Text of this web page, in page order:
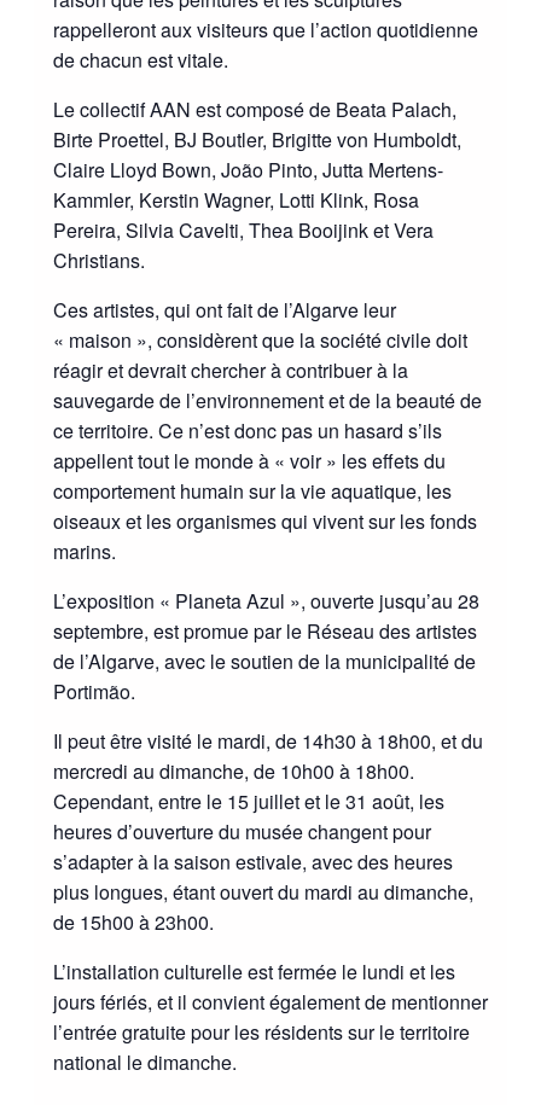
rappelleront aux visiteurs que l’action quotidienne
de chacun est vitale.
Le collectif AAN est composé de Beata Palach,
Birte Proettel, BJ Boutler, Brigitte von Humboldt,
Claire Lloyd Bown, João Pinto, Jutta Mertens-
Kammler, Kerstin Wagner, Lotti Klink, Rosa
Pereira, Silvia Cavelti, Thea Booijink et Vera
Christians.
Ces artistes, qui ont fait de l’Algarve leur
« maison », considèrent que la société civile doit
réagir et devrait chercher à contribuer à la
sauvegarde de l’environnement et de la beauté de
ce territoire. Ce n’est donc pas un hasard s’ils
appellent tout le monde à « voir » les effets du
comportement humain sur la vie aquatique, les
oiseaux et les organismes qui vivent sur les fonds
marins.
L’exposition « Planeta Azul », ouverte jusqu’au 28
septembre, est promue par le Réseau des artistes
de l’Algarve, avec le soutien de la municipalité de
Portimão.
Il peut être visité le mardi, de 14h30 à 18h00, et du
mercredi au dimanche, de 10h00 à 18h00.
Cependant, entre le 15 juillet et le 31 août, les
heures d’ouverture du musée changent pour
s’adapter à la saison estivale, avec des heures
plus longues, étant ouvert du mardi au dimanche,
de 15h00 à 23h00.
L’installation culturelle est fermée le lundi et les
jours fériés, et il convient également de mentionner
l’entrée gratuite pour les résidents sur le territoire
national le dimanche.